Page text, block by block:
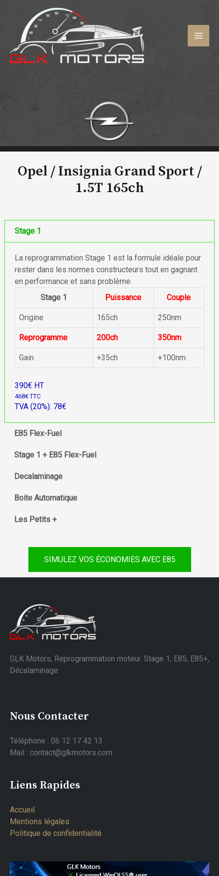
contenu
Opel / Insignia Grand Sport /
1.5T 165ch
Stage 1
La reprogrammation Stage 1 est la formule idéale pour
rester dans les normes constructeurs tout en gagnant
en performance et sans problème.
Stage 1
Puissance Couple
Origine 165ch 250nm
Reprogramme 200ch 350nm
Gain +35ch +100nm
390€ HT
468€ TTC
TVA (20%): 78€
E85 Flex-Fuel
Stage 1 + E85 Flex-Fuel
Decalaminage
Boite Automatique
Les Petits +
SIMULEZ VOS ÉCONOMIES AVEC E85
GLK Motors, Reprogrammation moteur. Stage 1, E85, E85+,
Décalaminage
Nous Contacter
Téléphone : 06 12 17 42 13
Mail : contact@glkmotors.com
Liens Rapides
Accueil
Mentions légales
Politique de confidentialité